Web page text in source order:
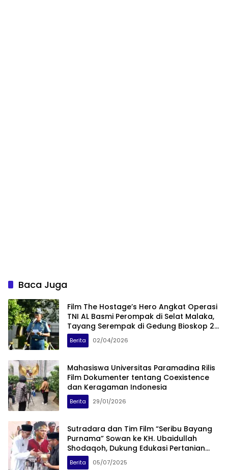
Baca Juga
Film The Hostage’s Hero Angkat Operasi
TNI AL Basmi Perompak di Selat Malaka,
Tayang Serempak di Gedung Bioskop 2
April 2026
Berita 02/04/2026
Mahasiswa Universitas Paramadina Rilis
Film Dokumenter tentang Coexistence
dan Keragaman Indonesia
Berita 29/01/2026
Sutradara dan Tim Film “Seribu Bayang
Purnama” Sowan ke KH. Ubaidullah
Shodaqoh, Dukung Edukasi Pertanian
Alami
Berita 05/07/2025